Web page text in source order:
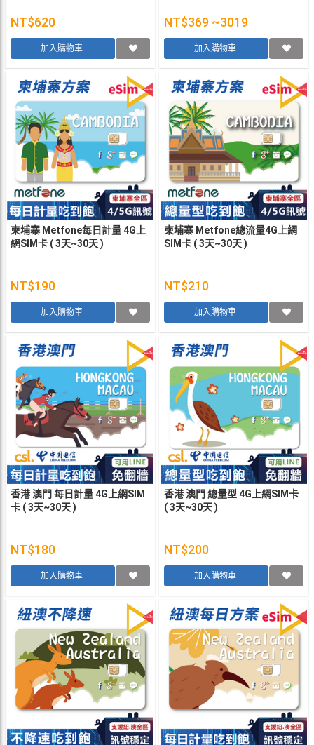
NT$620
加入購物車
NT$369 ~3019
加入購物車
柬埔寨 Metfone每日計量 4G上
網SIM卡 ( 3天~30天 )
NT$190
加入購物車
柬埔寨 Metfone總流量4G上網
SIM卡 ( 3天~30天 )
NT$210
加入購物車
香港 澳門 每日計量 4G上網SIM
卡 ( 3天~30天 )
NT$180
加入購物車
香港 澳門 總量型 4G上網SIM卡
( 3天~30天 )
NT$200
加入購物車